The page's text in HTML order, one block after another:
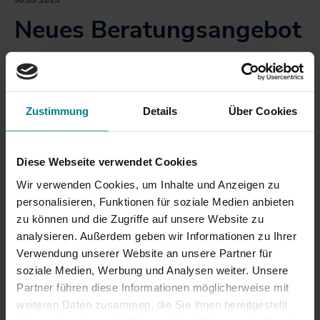
Zustimmung Details Über Cookies
Diese Webseite verwendet Cookies
Wir verwenden Cookies, um Inhalte und Anzeigen zu
personalisieren, Funktionen für soziale Medien anbieten
zu können und die Zugriffe auf unsere Website zu
analysieren. Außerdem geben wir Informationen zu Ihrer
Verwendung unserer Website an unsere Partner für
soziale Medien, Werbung und Analysen weiter. Unsere
Partner führen diese Informationen möglicherweise mit
weiteren Daten zusammen, die Sie ihnen bereitgestellt
Neues Beratungsangebot
für Schulen und Betriebe:
Länder gründen
Kompetenzcentrum
Mobilität
In der Metropolregion Hamburg wird ein
länderübergreifendes „Kompetenzcentrum
Mobilität“ gegründet. Mit diesem neuen
Beratungs- und Entwicklungszentrum bündeln
Hamburg, Niedersachsen, Schleswig-Holstein und
Mecklenburg-Vorpommern ihre Kräfte, um
nachhaltige Mobilitätsangebote für Betriebe und